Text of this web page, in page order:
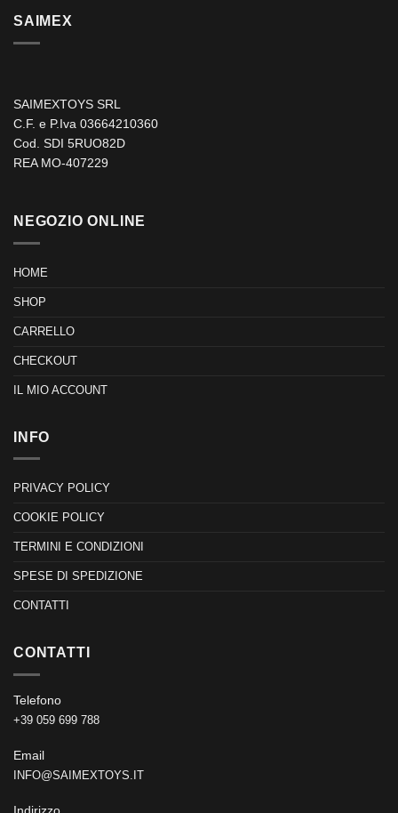
SAIMEX
SAIMEXTOYS SRL
C.F. e P.Iva 03664210360
Cod. SDI 5RUO82D
REA MO-407229
NEGOZIO ONLINE
HOME
SHOP
CARRELLO
CHECKOUT
IL MIO ACCOUNT
INFO
PRIVACY POLICY
COOKIE POLICY
TERMINI E CONDIZIONI
SPESE DI SPEDIZIONE
CONTATTI
CONTATTI
Telefono
+39 059 699 788
Email
INFO@SAIMEXTOYS.IT